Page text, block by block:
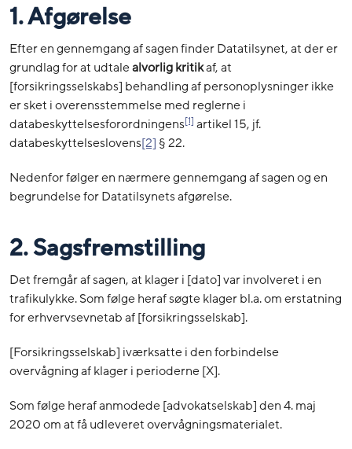
1. Afgørelse
Efter en gennemgang af sagen finder Datatilsynet, at der er
grundlag for at udtalealvorligkritikaf, at
[forsikringsselskabs] behandling af personoplysninger ikke
er sket i overensstemmelse med reglerne i
databeskyttelsesforordningens[1] artikel 15, jf.
databeskyttelseslovens[2] § 22.
Nedenfor følger en nærmere gennemgang af sagen og en
begrundelse for Datatilsynets afgørelse.
2. Sagsfremstilling
Det fremgår af sagen, at klager i [dato] var involveret i en
trafikulykke. Som følge heraf søgte klager bl.a. om erstatning
for erhvervsevnetab af [forsikringsselskab].
[Forsikringsselskab] iværksatte i den forbindelse
overvågning af klager i perioderne [X].
Som følge heraf anmodede [advokatselskab] den 4. maj
2020 om at få udleveret overvågningsmaterialet.